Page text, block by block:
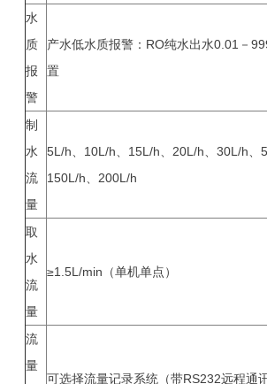
水
质
报
警
产水低水质报警：RO纯水出水0.01－
置
制
水
流
量
5L/h、10L/h、15L/h、20L/h、30L/h、
150L/h、200L/h
取
水
流
量
≥1.5L/min（单机单点）
流
量
可选择流量记录系统（带RS232远程通